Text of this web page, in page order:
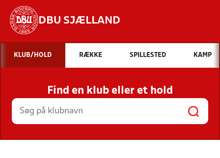
DBU SJÆLLAND
Hvad vil du søge efter?
INDHOLD OG NYHEDER
STILLINGER, RESULTATER, KLUBBER OG
HOLD
KLUB/HOLD RÆKKE SPILLESTED KAMP
Find en klub eller et hold